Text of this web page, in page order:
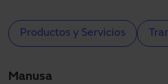
Productos y Servicios
Manusa